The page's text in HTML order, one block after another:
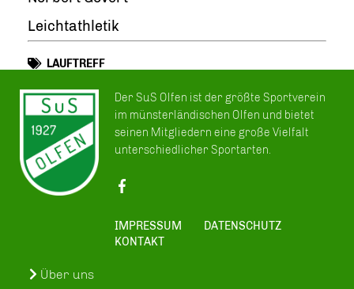
Leichtathletik
LAUFTREFF
Der SuS Olfen ist der größte Sportverein
im münsterländischen Olfen und bietet
seinen Mitgliedern eine große Vielfalt
unterschiedlicher Sportarten.
IMPRESSUM
DATENSCHUTZ
KONTAKT
Über uns